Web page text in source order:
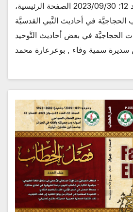
العدد 03– المجلد 12: 2023/09/30 الصفحة الرئيسية،
في أحاديث النَّبي القدسيَّة
الحجاجيَّة في بعض أحاديث التَّوحيد